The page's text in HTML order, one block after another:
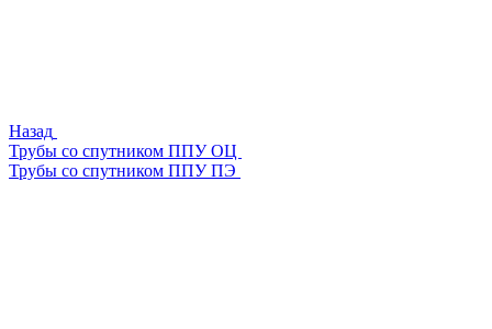
Назад
Трубы со спутником ППУ ОЦ
Трубы со спутником ППУ ПЭ